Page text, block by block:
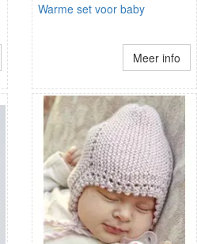
Warme set voor baby
Meer info